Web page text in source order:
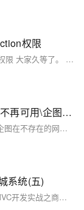
权限
原文:MVC5+EF6 入门完整教程12--灵活控制Action权限 大家久等了。 本篇专题主要讲述MVC中的权限方案。 权限控制是每个系统都必须解决的问题，也是园子里讨论最多的专题之一。 前面的系列文章中我们用到了 SysUser, SysRole, SysUserRole 这几个示例表。
ASP.NET CORE 3.1 MVC“指定的网络名不再可用\企图在不存在的网络连接上进行操作”的问题解决过程
ASP.NET CORE 3.1 MVC“指定的网络名不再可用\企图在不存在的网络连接上进行操作”的问题解决过程
系统(五)
经过一段时间的准备，新的一期【ASP.NET Core MVC开发实战之商城系统】已经开始，在之前的文章中，讲解了商城系统的整体功能设计，页面布局设计，环境搭建，系统配置，及首页【商品类型，banner条，友情链接，降价促销，新品爆款】，商品列表页面，商品详情等功能的开发，今天继续讲解购物车功能开发，仅供学习分享使用，如有不足之处，还请指正。